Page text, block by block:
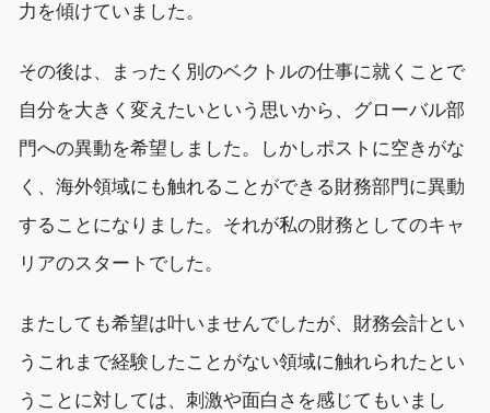
力を傾けていました。
その後は、まったく別のベクトルの仕事に就くことで
自分を大きく変えたいという思いから、グローバル部
門への異動を希望しました。しかしポストに空きがな
く、海外領域にも触れることができる財務部門に異動
することになりました。それが私の財務としてのキャ
リアのスタートでした。
またしても希望は叶いませんでしたが、財務会計とい
うこれまで経験したことがない領域に触れられたとい
うことに対しては、刺激や面白さを感じてもいまし